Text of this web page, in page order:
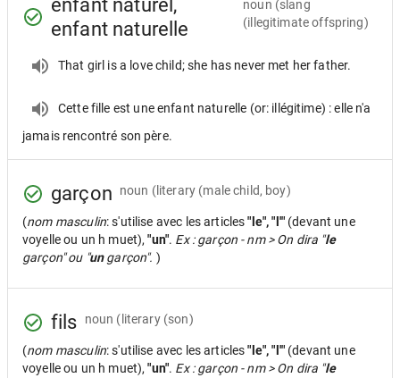
enfant naturel,
enfant naturelle
noun (slang
(illegitimate offspring)
That girl is a love child; she has never met her father.
Cette fille est une enfant naturelle (or: illégitime) : elle n'a
jamais rencontré son père.
garçon noun (literary (male child, boy)
(nom masculin: s'utilise avec les articles"le", "l'" (devant une
voyelle ou un h muet),"un". Ex : garçon - nm > On dira "le
garçon" ou "ungarçon". )
fils noun (literary (son)
(nom masculin: s'utilise avec les articles"le", "l'" (devant une
voyelle ou un h muet),"un". Ex : garçon - nm > On dira "le